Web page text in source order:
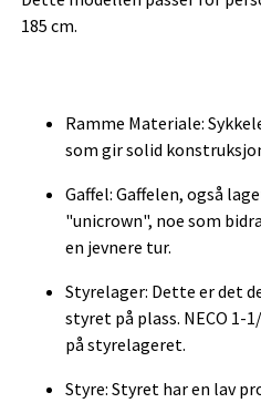
185 cm.
Ramme Materiale:
som gir solid
Gaffel: Gaffelen, også
"unicrown", noe som
en jevnere tur.
Styrelager: Dette er det
styret på plass. NECO
på styrelageret.
Styre: Styret har en lav